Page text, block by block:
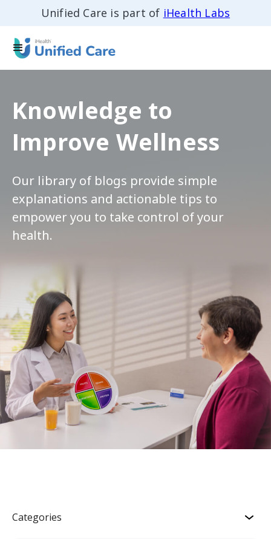
Unified Care is part of iHealth Labs
Knowledge to
Improve Wellness
Our library of blogs provide simple
explanations and actionable tips to
empower you to take control of your
health.
Categories